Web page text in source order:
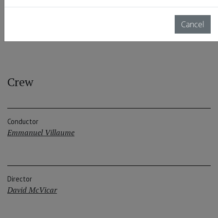
Patrick Carfizzi
Crew
Conductor
Emmanuel Villaume
Director
David McVicar
Cancel